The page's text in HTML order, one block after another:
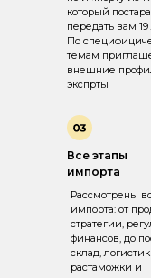
Все этапы
импорта
который
передать вам
По
темам
внешние
экспрты
Рассмотрены
импорта: от
стратегии,
финансов, до
склад,
растаможки и